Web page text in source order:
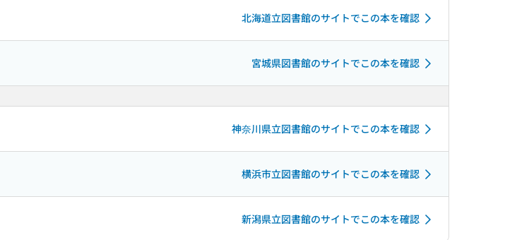
北海道立図書館のサイトでこの本を確認
宮城県図書館のサイトでこの本を確認
神奈川県立図書館のサイトでこの本を確認
横浜市立図書館のサイトでこの本を確認
新潟県立図書館のサイトでこの本を確認